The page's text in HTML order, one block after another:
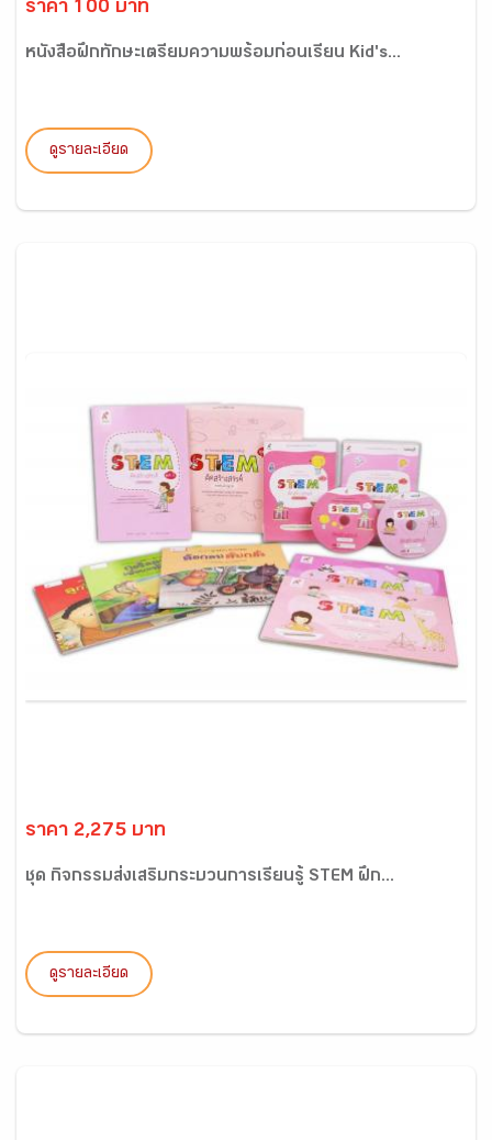
ราคา 100 บาท
หนังสือฝึกทักษะเตรียมความพร้อมก่อนเรียน Kid's...
ดูรายละเอียด
ราคา 2,275 บาท
ชุด กิจกรรมส่งเสริมกระบวนการเรียนรู้ STEM ฝึก...
ดูรายละเอียด